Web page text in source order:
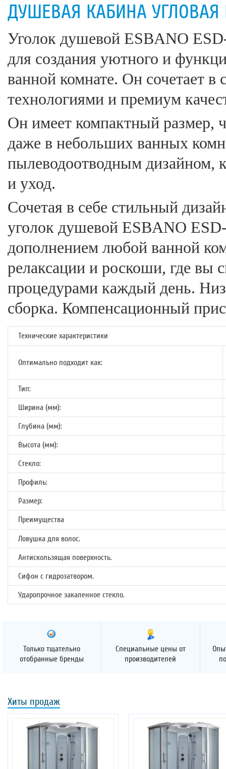
ДУШЕВАЯ КАБИНА УГЛОВАЯ
Уголок душевой ESBANO
для создания уютного и
ванной комнате. Он сочетает
технологиями и премиум
Он имеет компактный размер,
даже в небольших ванных
пылеводоотводным дизайном,
и уход.
Сочетая в себе стильный
уголок душевой ESBANO
дополнением любой ванной
релаксации и роскоши, где вы
процедурами каждый день.
сборка. Компенсационный
Технические характеристики
Оптимально подходит как:
Тип:
Ширина (мм):
Глубина (мм):
Высота (мм):
Стекло:
Профиль:
Размер:
Преимущества
Ловушка для волос.
Антискользящая поверхность.
Сифон с гидрозатвором.
Ударопрочное закаленное стекло.
Только тщательно
отобранные бренды
Специальные цены от
производителей
Хиты продаж